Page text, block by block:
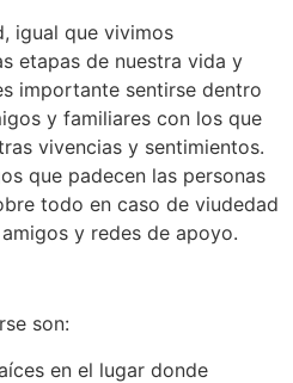
igual que vivimos
etapas de nuestra vida y
importante sentirse dentro
y familiares con los que
vivencias y sentimientos.
que padecen las personas
todo en caso de viudedad
y redes de apoyo.
son:
en el lugar donde